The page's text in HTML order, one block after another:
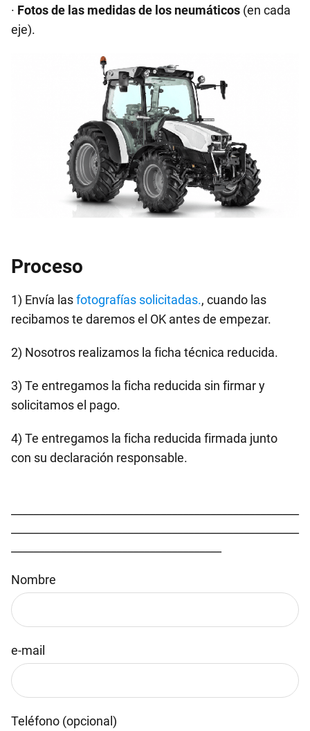
· Fotos de las medidas de los neumáticos (en cada
eje).
Proceso
1) Envía lasfotografías solicitadas., cuando las
recibamos te daremos el OK antes de empezar.
2) Nosotros realizamos la ficha técnica reducida.
3) Te entregamos la ficha reducida sin firmar y
solicitamos el pago.
4) Te entregamos la ficha reducida firmada junto
con su declaración responsable.
Nombre
e-mail
Teléfono (opcional)